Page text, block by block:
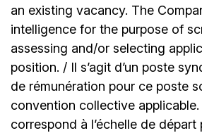
an existing vacancy. The
intelligence for the purpose of
assessing and/or selecting
position. / Il s’agit d’un poste
de rémunération pour ce poste
convention collective applicable.
correspond à l’échelle de départ